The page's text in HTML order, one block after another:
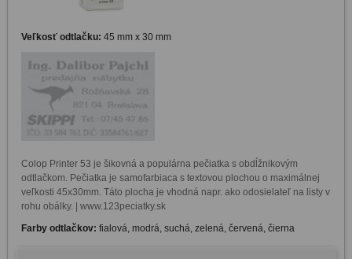
Veľkosť odtlačku: 45 mm x 30 mm
Colop Printer 53 je šikovná a populárna pečiatka s obdĺžnikovým
odtlačkom. Pečiatka je samofarbiaca s textovou plochou o maximálnej
veľkosti 45x30mm. Táto plocha je vhodná napr. ako odosielateľ na listy v
rohu obálky. | www.123peciatky.sk
Farby odtlačkov: fialová, modrá, suchá, zelená, červená, čierna